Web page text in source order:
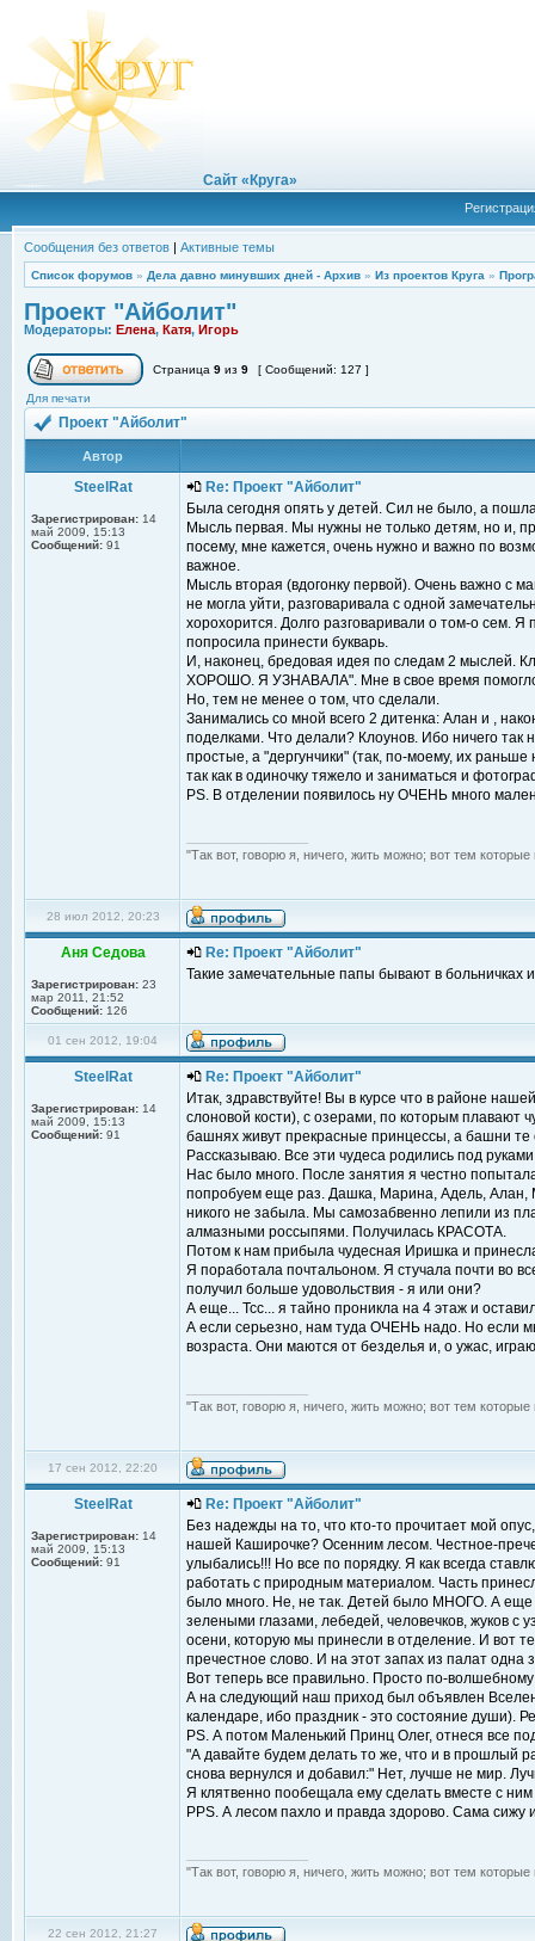
Сайт «Круга»
Сообщения без ответов | Активные темы
Список форумов » Дела давно минувших дней - Архив » Из проектов Круга »
Проект "Айболит"
Модераторы: Елена, Катя, Игорь
Страница 9 из 9 [ Сообщений: 127 ]
Для печати
Проект "Айболит"
Автор
SteelRat
Зарегистрирован: 14
май 2009, 15:13
Сообщений: 91
Re: Проект "Айболит"
Была сегодня опять у детей. Сил не было, а
Мысль первая. Мы нужны не только детям, но и,
посему, мне кажется, очень нужно и важно по
важное.
Мысль вторая (вдогонку первой). Очень важно с
не могла уйти, разговаривала с одной
хорохорится. Долго разговаривали о том-о сем. Я
попросила принести букварь.
И, наконец, бредовая идея по следам 2 мыслей.
ХОРОШО. Я УЗНАВАЛА". Мне в свое время
Но, тем не менее о том, что сделали.
Занимались со мной всего 2 дитенка: Алан и ,
поделками. Что делали? Клоунов. Ибо ничего
простые, а "дергунчики" (так, по-моему, их
так как в одиночку тяжело и заниматься и
PS. В отделении появилось ну ОЧЕНЬ много
"Так вот, говорю я, ничего, жить можно; вот тем
28 июл 2012, 20:23
Аня Седова
Зарегистрирован: 23
мар 2011, 21:52
Сообщений: 126
Re: Проект "Айболит"
Такие замечательные папы бывают в больничках
01 сен 2012, 19:04
SteelRat
Зарегистрирован: 14
май 2009, 15:13
Сообщений: 91
Re: Проект "Айболит"
Итак, здравствуйте! Вы в курсе что в районе
слоновой кости), с озерами, по которым плавают
башнях живут прекрасные принцессы, а башни
Рассказываю. Все эти чудеса родились под
Нас было много. После занятия я честно
попробуем еще раз. Дашка, Марина, Адель,
никого не забыла. Мы самозабвенно лепили из
алмазными россыпями. Получилась КРАСОТА.
Потом к нам прибыла чудесная Иришка и
Я поработала почтальоном. Я стучала почти во
получил больше удовольствия - я или они?
А еще... Тсс... я тайно проникла на 4 этаж и
А если серьезно, нам туда ОЧЕНЬ надо. Но если
возраста. Они маются от безделья и, о ужас,
"Так вот, говорю я, ничего, жить можно; вот тем
17 сен 2012, 22:20
SteelRat
Зарегистрирован: 14
май 2009, 15:13
Сообщений: 91
Re: Проект "Айболит"
Без надежды на то, что кто-то прочитает мой
нашей Каширочке? Осенним лесом. Честное-
улыбались!!! Но все по порядку. Я как всегда
работать с природным материалом. Часть
было много. Не, не так. Детей было МНОГО. А еще
зелеными глазами, лебедей, человечков, жуков с
осени, которую мы принесли в отделение. И вот
пречестное слово. И на этот запах из палат
Вот теперь все правильно. Просто по-
А на следующий наш приход был объявлен
календаре, ибо праздник - это состояние души).
PS. А потом Маленький Принц Олег, отнеся все
"А давайте будем делать то же, что и в прошлый
снова вернулся и добавил:" Нет, лучше не мир.
Я клятвенно пообещала ему сделать вместе с
PPS. А лесом пахло и правда здорово. Сама сижу
"Так вот, говорю я, ничего, жить можно; вот тем
22 сен 2012, 21:27